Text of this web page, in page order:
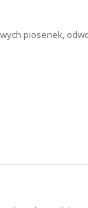
piosenek,